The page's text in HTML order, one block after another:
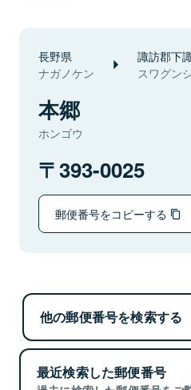
長野県
ナガノケン
諏訪郡下
スワグン
本郷
ホンゴウ
393-0025
郵便番号をコピーする
他の郵便番号を検索する
最近検索した郵便番号